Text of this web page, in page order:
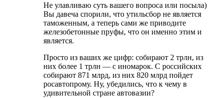
Не улавливаю суть вашего вопроса или посыла)
Вы давеча спорили, что утильсбор не является
таможенным, а теперь сами же приводите
железобетонные пруфы, что он именно этим и
является.
Просто из ваших же цифр: собирают 2 трлн, из
них более 1 трлн — с иномарок. С российских
собирают 871 млрд, из них 820 млрд пойдет
росавтопрому. Ну, убедились, что к чему в
удивительной стране автовазии?